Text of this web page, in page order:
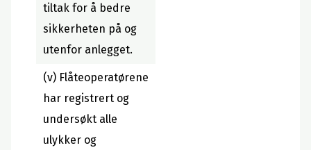
tiltak for å bedre
sikkerheten på og
utenfor anlegget.
(v) Flåteoperatørene
har registrert og
undersøkt alle
ulykker og